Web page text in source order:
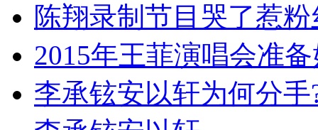
陈翔录制节目哭了惹
2015年王菲演唱会准
李承铉安以轩为何分